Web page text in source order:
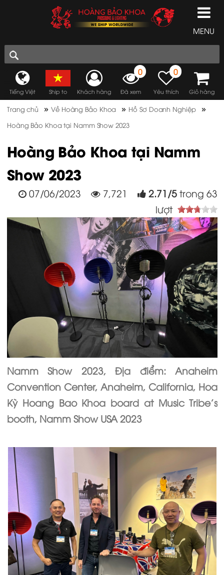
MENU
Tiếng Việt Ship to Khách hàng
0
Đã xem
0
Yêu thích Giỏ hàng
Trang chủ »Về Hoàng Bảo Khoa » Hồ Sơ Doanh Nghiệp »
Hoàng Bảo Khoa tại Namm Show 2023
Hoàng Bảo Khoa tại Namm
Show 2023
07/06/2023 7,721 2.71/5 trong63
lượt
Namm Show 2023, Địa điểm: Anaheim
Convention Center, Anaheim, California, Hoa
Kỳ Hoang Bao Khoa board at Music Tribe's
booth, Namm Show USA 2023